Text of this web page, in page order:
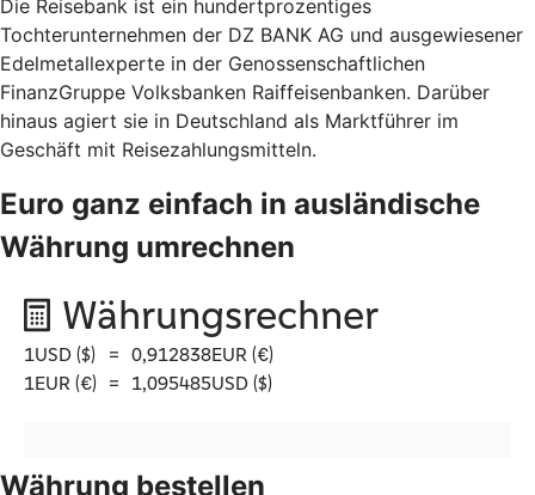
Die Reisebank ist ein hundertprozentiges
Tochterunternehmen der DZ BANK AG und ausgewiesener
Edelmetallexperte in der Genossenschaftlichen
FinanzGruppe Volksbanken Raiffeisenbanken. Darüber
hinaus agiert sie in Deutschland als Marktführer im
Geschäft mit Reisezahlungsmitteln.
Euro ganz einfach in ausländische
Währung umrechnen
Währung bestellen